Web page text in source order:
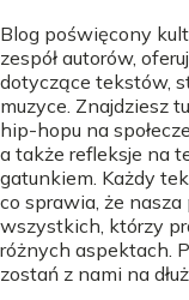
Blog poświęcony
zespół autorów,
dotyczące tekstów,
muzyce. Znajdziesz
hip-hopu na
a także refleksje na
gatunkiem. Każdy
co sprawia, że
wszystkich, którzy
różnych aspektach.
zostań z nami na